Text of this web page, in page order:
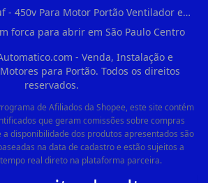
Capacitor Partida 6uf - 450v Para Motor Portão Ventilador em Vila Madalena
forca para abrir em São Paulo Centro
- Venda, Instalação e
para Portão. Todos os direitos
reservados.
de Afiliados da Shopee, este site contém
que geram comissões sobre compras
a disponibilidade dos produtos apresentados são
na data de cadastro e estão sujeitos a
real direto na plataforma parceira.